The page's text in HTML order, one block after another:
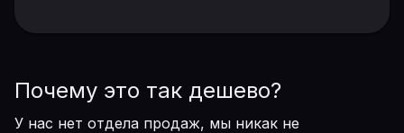
Почему это так дешево?
У нас нет отдела продаж, мы никак не